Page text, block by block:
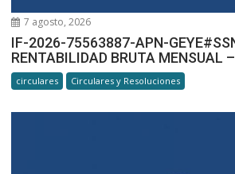
7 agosto, 2026
IF-2026-75563887-APN-
RENTABILIDAD BRUTA MENSUAL
circulares Circulares y Resoluciones